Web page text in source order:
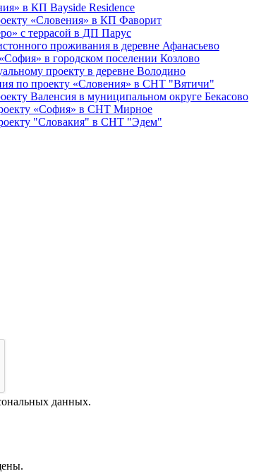
в КП Bayside Residence
«Словения» в КП Фаворит
с террасой в ДП Парус
проживания в деревне Афанасьево
в городском поселении Козлово
проекту в деревне Володино
по проекту «Словения» в СНТ "Вятичи"
Валенсия в муниципальном округе Бекасово
«София» в СНТ Мирное
"Словакия" в СНТ "Эдем"
данных.